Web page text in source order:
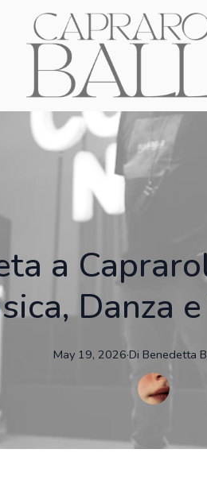
a
Danza
May 19, 2026·Di Benedetta